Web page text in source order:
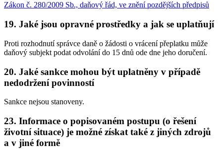
Zákon č. 280/2009 Sb., daňový řád, ve znění pozdějších předpisů
19. Jaké jsou opravné prostředky a jak se uplatňují
Proti rozhodnutí správce daně o žádosti o vrácení přeplatku může
daňový subjekt podat odvolání do 15 dnů ode dne jeho doručení.
20. Jaké sankce mohou být uplatněny v případě
nedodržení povinností
Sankce nejsou stanoveny.
23. Informace o popisovaném postupu (o řešení
životní situace) je možné získat také z jiných zdrojů
a v jiné formě